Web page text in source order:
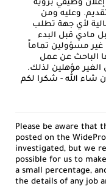
وظيفي بروية
وعليه ومن
لأي جهة تطلب
مادي قبل البدء
مسؤولين تماماً
الباحث عن عمل
مؤهلين لذلك.
شاء الله - شكرا لكم
Please be aware that
posted on the
investigated, but we
possible for us to
a small percentage,
the details of any job